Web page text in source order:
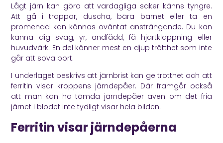
Lågt järn kan göra att vardagliga saker känns tyngre.
Att gå i trappor, duscha, bära barnet eller ta en
promenad kan kännas oväntat ansträngande. Du kan
känna dig svag, yr, andfådd, få hjärtklappning eller
huvudvärk. En del känner mest en djup trötthet som inte
går att sova bort.
I underlaget beskrivs att järnbrist kan ge trötthet och att
ferritin visar kroppens järndepåer. Där framgår också
att man kan ha tömda järndepåer även om det fria
järnet i blodet inte tydligt visar hela bilden.
Ferritin visar järndepåerna